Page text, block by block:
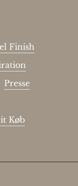
DKK0
Finish
Presse
Køb